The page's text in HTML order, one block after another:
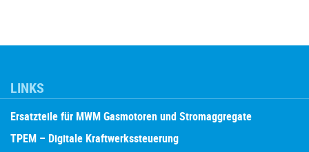
LINKS
Ersatzteile für MWM Gasmotoren und Stromaggregate
TPEM – Digitale Kraftwerkssteuerung